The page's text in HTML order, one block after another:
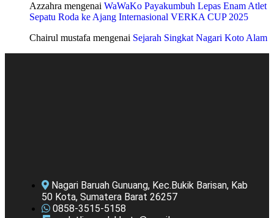
Azzahra mengenai WaWaKo Payakumbuh Lepas Enam Atlet
Sepatu Roda ke Ajang Internasional VERKA CUP 2025
Chairul mustafa mengenai Sejarah Singkat Nagari Koto Alam
Nagari Baruah Gunuang, Kec.Bukik Barisan, Kab
50 Kota, Sumatera Barat 26257
0858-3515-5158